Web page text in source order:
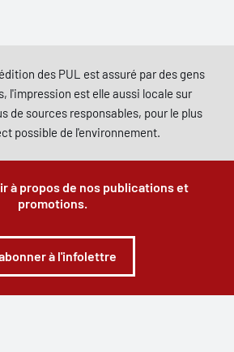
des PUL est assuré par des gens
l'impression est elle aussi locale sur
de sources responsables, pour le plus
possible de l'environnement.
à propos de nos publications et
promotions.
à l'infolettre